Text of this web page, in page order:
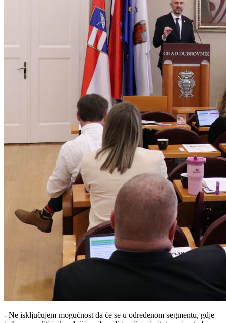
- Ne isključujem mogućnost da će se u određenom segmentu, gdje